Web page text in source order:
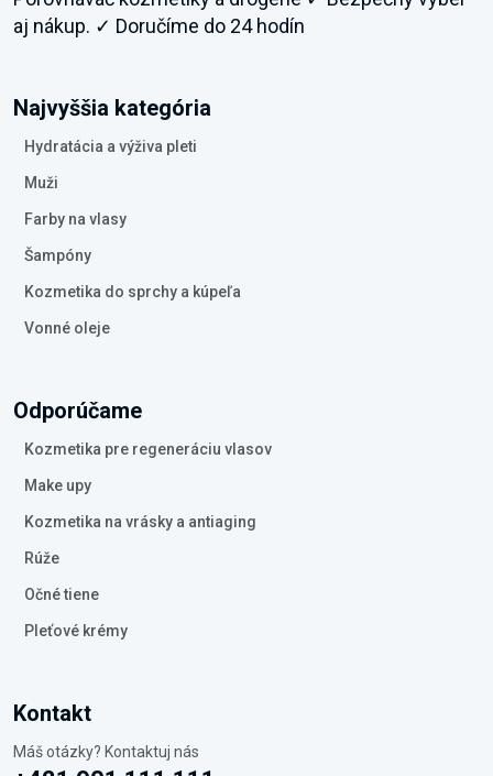
aj nákup. ✓ Doručíme do 24 hodín
Najvyššia kategória
Hydratácia a výživa pleti
Muži
Farby na vlasy
Šampóny
Kozmetika do sprchy a kúpeľa
Vonné oleje
Odporúčame
Kozmetika pre regeneráciu vlasov
Make upy
Kozmetika na vrásky a antiaging
Rúže
Očné tiene
Pleťové krémy
Kontakt
Máš otázky? Kontaktuj nás